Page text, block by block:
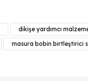
dikişe yardımcı
masura bobin birtleştirici